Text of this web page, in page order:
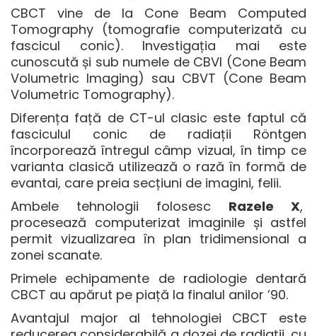
CBCT vine de la Cone Beam Computed
Tomography (tomografie computerizată cu
fascicul conic). Investigația mai este
cunoscută și sub numele de CBVI (Cone Beam
Volumetric Imaging) sau CBVT (Cone Beam
Volumetric Tomography).
Diferența față de CT-ul clasic este faptul că
fasciculul conic de radiații Röntgen
încorporează întregul câmp vizual, în timp ce
varianta clasică utilizează o rază în formă de
evantai, care preia secțiuni de imagini, felii.
Ambele tehnologii folosesc Razele X,
procesează computerizat imaginile și astfel
permit vizualizarea în plan tridimensional a
zonei scanate.
Primele echipamente de radiologie dentară
CBCT au apărut pe piață la finalul anilor ’90.
Avantajul major al tehnologiei CBCT este